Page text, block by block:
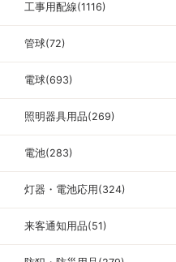
工事用配線(1116)
管球(72)
電球(693)
照明器具用品(269)
電池(283)
灯器・電池応用(324)
来客通知用品(51)